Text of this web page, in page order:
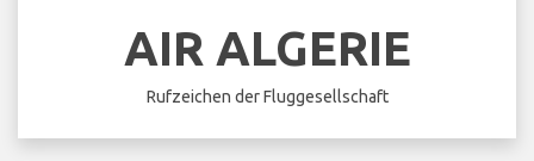
AIR ALGERIE
Rufzeichen der Fluggesellschaft